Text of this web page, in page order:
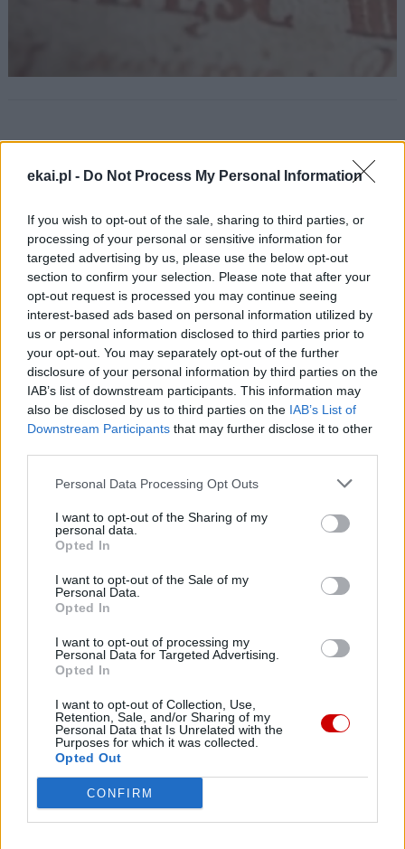
ekai.pl - Do Not Process My Personal Information
If you wish to opt-out of the sale, sharing to third parties, or
processing of your personal or sensitive information for
targeted advertising by us, please use the below opt-out
section to confirm your selection. Please note that after your
opt-out request is processed you may continue seeing
interest-based ads based on personal information utilized by
us or personal information disclosed to third parties prior to
your opt-out. You may separately opt-out of the further
disclosure of your personal information by third parties on the
IAB’s list of downstream participants. This information may
also be disclosed by us to third parties on the IAB’s List of
Downstream Participants that may further disclose it to other
Personal Data Processing Opt Outs
I want to opt-out of the Sharing of my
personal data.
Opted In
I want to opt-out of the Sale of my
Personal Data.
Opted In
I want to opt-out of processing my
Personal Data for Targeted Advertising.
Opted In
I want to opt-out of Collection, Use,
Retention, Sale, and/or Sharing of my
Personal Data that Is Unrelated with the
Purposes for which it was collected.
Opted Out
CONFIRM
cieszymy się, że odwiedzasz nasz portal. Jesteśmy
tu dla Ciebie!
Każdego dnia publikujemy najważniejsze
informacje z życia Kościoła w Polsce i na świecie.
Jednak bez Twojej pomocy sprostanie temu
zadaniu będzie coraz trudniejsze.
Dlatego prosimy Cię o wsparcie portalu eKAI.pl za
pośrednictwem serwisu Patronite.
Dzięki Tobie będziemy mogli realizować naszą
misję. Więcej informacji znajdziesztutaj.
Facebook
TwitterMessengerWhatsApp Print
Wersja do druku
Najnowsze
07 sierpnia 2026 | 12:49
Moskwa: szef dyplomacji watykańskiej planuje wizytę w stolicy